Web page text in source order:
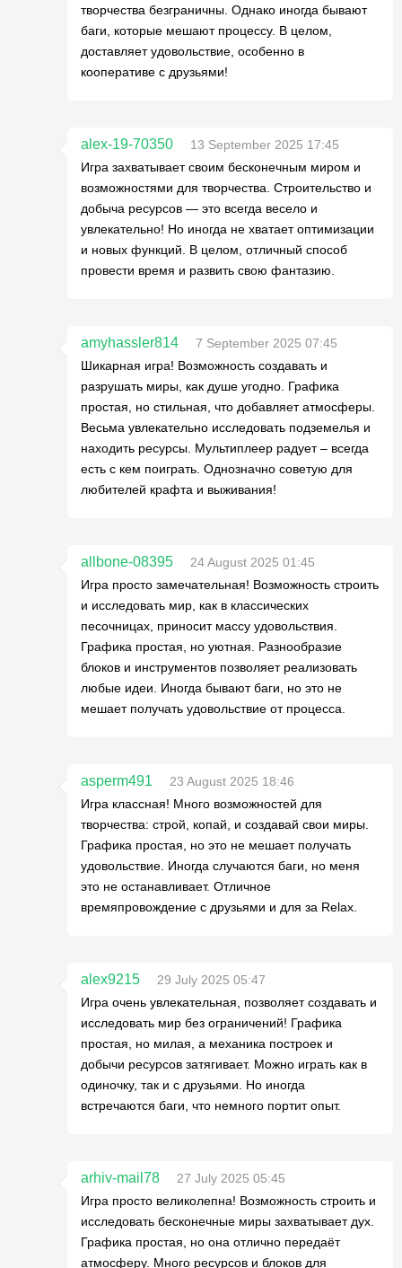
творчества безграничны. Однако иногда бывают
баги, которые мешают процессу. В целом,
доставляет удовольствие, особенно в
кооперативе с друзьями!
alex-19-70350
13 September 2025 17:45
Игра захватывает своим бесконечным миром и
возможностями для творчества. Строительство и
добыча ресурсов — это всегда весело и
увлекательно! Но иногда не хватает оптимизации
и новых функций. В целом, отличный способ
провести время и развить свою фантазию.
amyhassler814
7 September 2025 07:45
Шикарная игра! Возможность создавать и
разрушать миры, как душе угодно. Графика
простая, но стильная, что добавляет атмосферы.
Весьма увлекательно исследовать подземелья и
находить ресурсы. Мультиплеер радует – всегда
есть с кем поиграть. Однозначно советую для
любителей крафта и выживания!
allbone-08395
24 August 2025 01:45
Игра просто замечательная! Возможность строить
и исследовать мир, как в классических
песочницах, приносит массу удовольствия.
Графика простая, но уютная. Разнообразие
блоков и инструментов позволяет реализовать
любые идеи. Иногда бывают баги, но это не
мешает получать удовольствие от процесса.
asperm491
23 August 2025 18:46
Игра классная! Много возможностей для
творчества: строй, копай, и создавай свои миры.
Графика простая, но это не мешает получать
удовольствие. Иногда случаются баги, но меня
это не останавливает. Отличное
времяпровождение с друзьями и для за Relax.
alex9215
29 July 2025 05:47
Игра очень увлекательная, позволяет создавать и
исследовать мир без ограничений! Графика
простая, но милая, а механика построек и
добычи ресурсов затягивает. Можно играть как в
одиночку, так и с друзьями. Но иногда
встречаются баги, что немного портит опыт.
arhiv-mail78
27 July 2025 05:45
Игра просто великолепна! Возможность строить и
исследовать бесконечные миры захватывает дух.
Графика простая, но она отлично передаёт
атмосферу. Много ресурсов и блоков для